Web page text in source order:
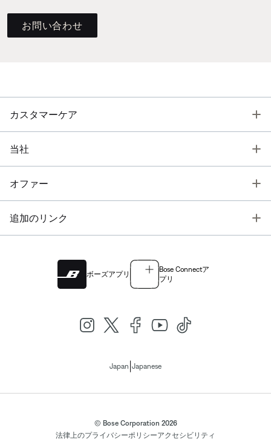
お問い合わせ
カスタマーケア
当社
オファー
追加のリンク
ボーズアプリ
Bose Connectア
プリ
Japan Japanese
© Bose Corporation 2026
法律上のプライバシーポリシーアクセシビリティ